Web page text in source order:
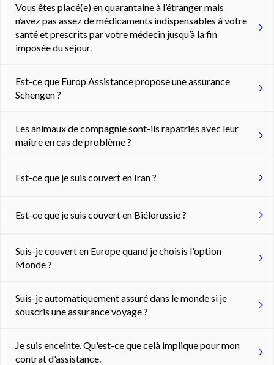
Vous êtes placé(e) en quarantaine à l’étranger mais
n’avez pas assez de médicaments indispensables à votre
santé et prescrits par votre médecin jusqu’à la fin
imposée du séjour.
Est-ce que Europ Assistance propose une assurance
Schengen ?
Les animaux de compagnie sont-ils rapatriés avec leur
maître en cas de problème ?
Est-ce que je suis couvert en Iran ?
Est-ce que je suis couvert en Biélorussie ?
Suis-je couvert en Europe quand je choisis l'option
Monde ?
Suis-je automatiquement assuré dans le monde si je
souscris une assurance voyage ?
Je suis enceinte. Qu'est-ce que celà implique pour mon
contrat d'assistance.